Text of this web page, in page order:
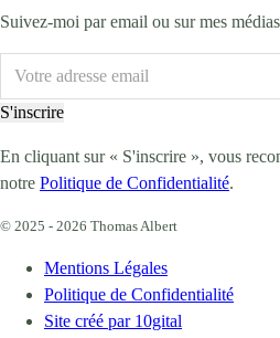
Suivez-moi par email ou sur mes
S'inscrire
En cliquant sur « S'inscrire », vous
notre Politique de Confidentialité.
© 2025 - 2026 Thomas Albert
Mentions Légales
Politique de Confidentialité
Site créé par 10gital